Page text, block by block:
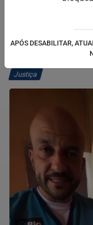
Justiça
APÓS DESABILITAR,